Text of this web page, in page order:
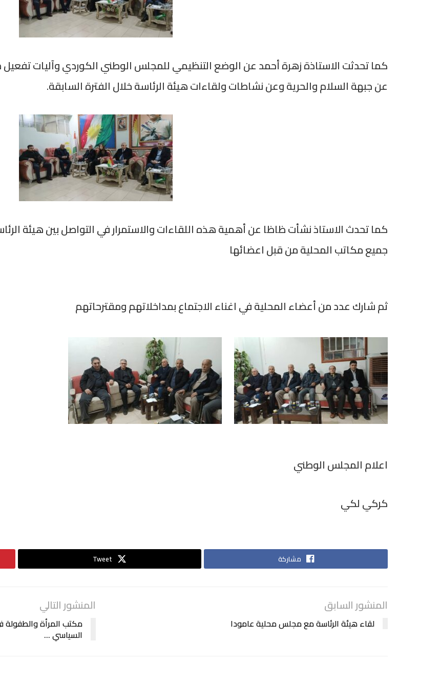
كما تحدثت الاستاذة زهرة أحمد عن الوضع التنظيمي للمجلس الوطني الكوردي وآليات
عن جبهة السلام والحرية وعن نشاطات ولقاءات هيئة الرئاسة خلال الفترة السابقة.
كما تحدث الاستاذ نشأت ظاظا عن أهمية هذه اللقاءات والاستمرار في التواصل بين هيئة
جميع مكاتب المحلية من قبل اعضائها
ثم شارك عدد من أعضاء المحلية في اغناء الاجتماع بمداخلاتهم ومقترحاتهم
اعلام المجلس الوطني
كركي لكي
مشاركة Tweet
المنشور السابق
لقاء هيئة الرئاسة مع مجلس محلية عامودا
المنشور التالي
مكتب المرأة
السياسي …